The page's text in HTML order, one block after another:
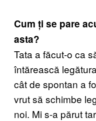
Cum ți se pare
asta?
Tata a făcut-o ca
întărească
cât de spontan a
vrut să schimbe
noi. Mi s-a părut